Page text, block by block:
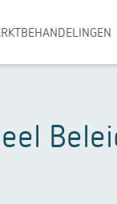
BEHANDELINGEN